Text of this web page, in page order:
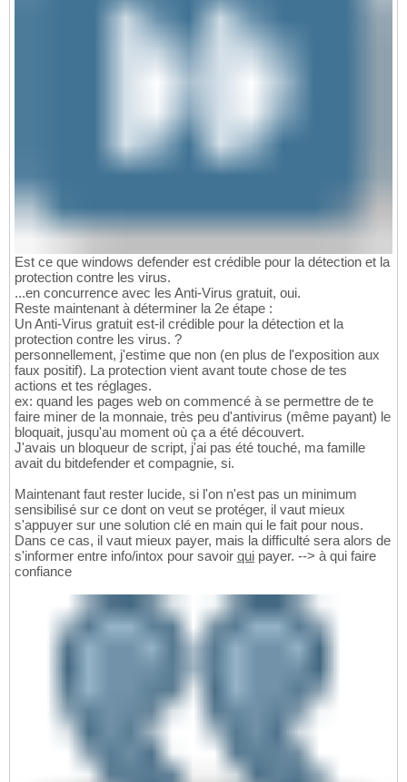
Est ce que windows defender est crédible pour la détection et la
protection contre les virus.
...en concurrence avec les Anti-Virus gratuit, oui.
Reste maintenant à déterminer la 2e étape :
Un Anti-Virus gratuit est-il crédible pour la détection et la
protection contre les virus. ?
personnellement, j'estime que non (en plus de l'exposition aux
faux positif). La protection vient avant toute chose de tes
actions et tes réglages.
ex: quand les pages web on commencé à se permettre de te
faire miner de la monnaie, très peu d'antivirus (même payant) le
bloquait, jusqu'au moment où ça a été découvert.
J'avais un bloqueur de script, j'ai pas été touché, ma famille
avait du bitdefender et compagnie, si.
Maintenant faut rester lucide, si l'on n'est pas un minimum
sensibilisé sur ce dont on veut se protéger, il vaut mieux
s'appuyer sur une solution clé en main qui le fait pour nous.
Dans ce cas, il vaut mieux payer, mais la difficulté sera alors de
s'informer entre info/intox pour savoir qui payer. --> à qui faire
confiance